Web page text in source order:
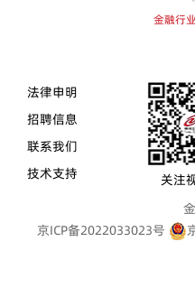
金融行
法律申明
招聘信息
联系我们
技术支持
关注
京ICP备2022033023号